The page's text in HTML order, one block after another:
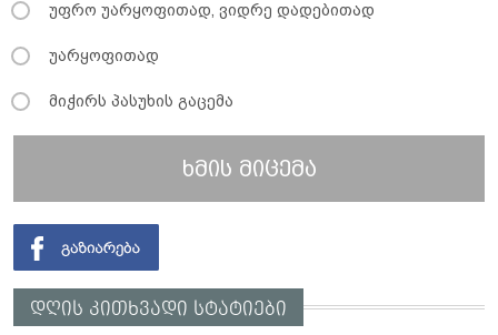
უფრო უარყოფითად, ვიდრე დადებითად
უარყოფითად
მიჭირს პასუხის გაცემა
ხმის მიცემა
დღის კითხვადი სტატიები